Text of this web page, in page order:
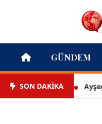
GÜNDEM
SON DAKİKA